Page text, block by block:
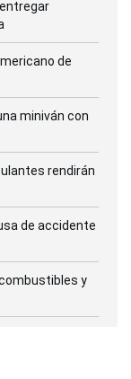
de
miniván con
rendirán
de accidente
y